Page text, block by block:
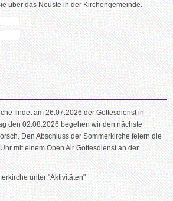
über das Neuste in der Kirchengemeinde.
findet am 26.07.2026 der Gottesdienst in
den 02.08.2026 begehen wir den nächste
Den Abschluss der Sommerkirche feiern die
mit einem Open Air Gottesdienst an der
unter "Aktivitäten"